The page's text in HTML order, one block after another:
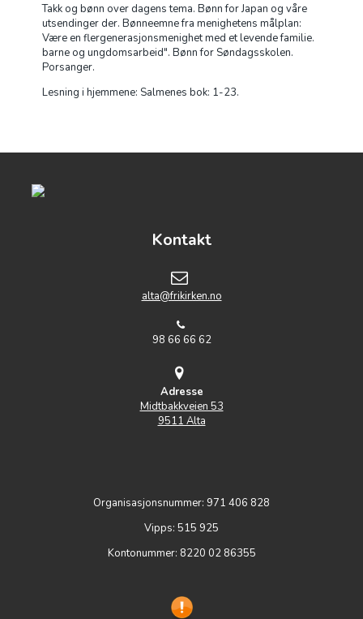
Takk og bønn over dagens tema. Bønn for Japan og våre
utsendinger der. Bønneemne fra menighetens målplan:
Være en flergenerasjonsmenighet med et levende familie.
barne og ungdomsarbeid". Bønn for Søndagsskolen.
Porsanger.
Lesning i hjemmene: Salmenes bok: 1-23.
Kontakt
alta@frikirken.no
98 66 66 62
Adresse
Midtbakkveien 53
9511 Alta
Organisasjonsnummer: 971 406 828
Vipps: 515 925
Kontonummer: 8220 02 86355